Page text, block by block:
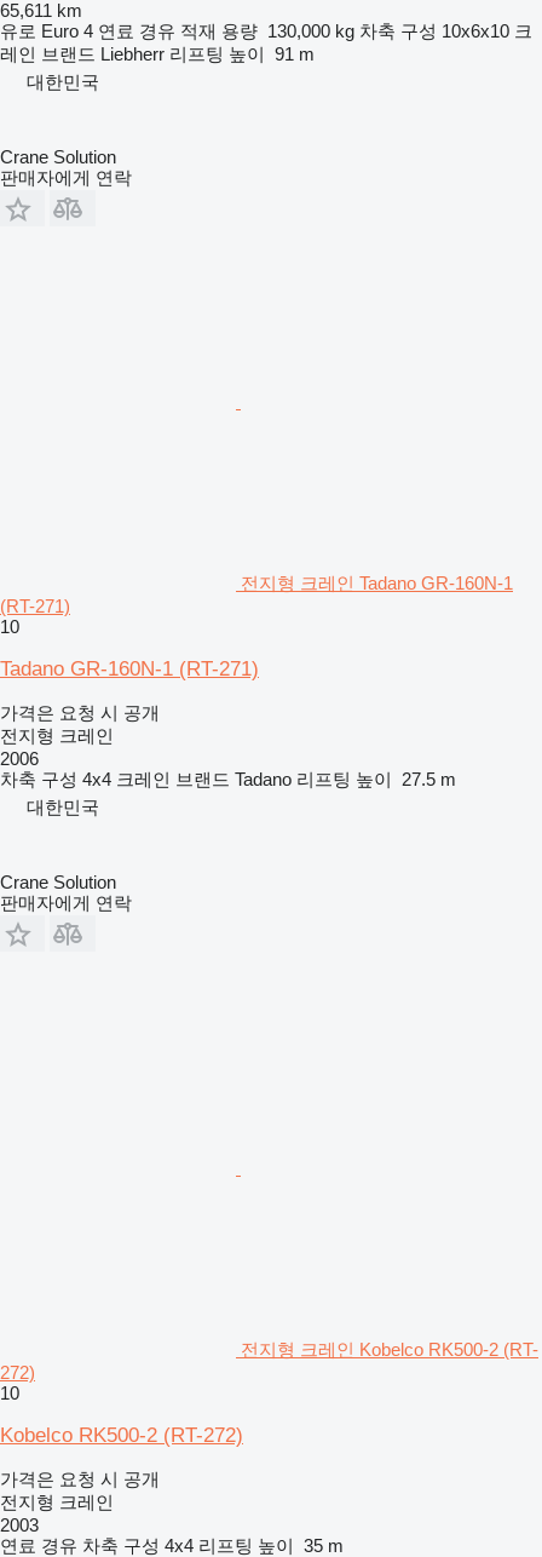
65,611 km
유로 Euro 4 연료 경유 적재 용량 130,000 kg 차축 구성 10x6x10 크
레인 브랜드 Liebherr 리프팅 높이 91 m
대한민국
Crane Solution
판매자에게 연락
전지형 크레인 Tadano GR-160N-1
(RT-271)
10
Tadano GR-160N-1 (RT-271)
가격은 요청 시 공개
전지형 크레인
2006
차축 구성 4x4 크레인 브랜드 Tadano 리프팅 높이
27.5 m
대한민국
Crane Solution
판매자에게 연락
전지형 크레인 Kobelco RK500-2 (RT-
272)
10
Kobelco RK500-2 (RT-272)
가격은 요청 시 공개
전지형 크레인
2003
연료 경유 차축 구성 4x4 리프팅 높이 35 m